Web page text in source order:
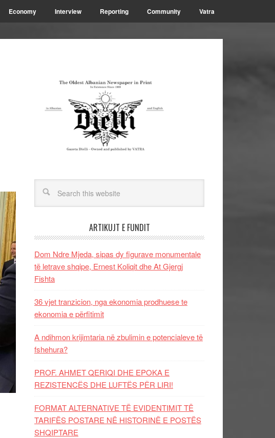
Economy Interview Reporting Community Vatra
ARTIKUJT E FUNDIT
Dom Ndre Mjeda, sipas dy figurave monumentale
të letrave shqipe, Ernest Koliqit dhe At Gjergj
Fishta
36 vjet tranzicion, nga ekonomia prodhuese te
ekonomia e përfitimit
A ndihmon krijimtaria në zbulimin e potencialeve të
fshehura?
PROF. AHMET QERIQI DHE EPOKA E
REZISTENCЁS DHE LUFTЁS PЁR LIRI!
FORMAT ALTERNATIVE TË EVIDENTIMIT TË
TARIFËS POSTARE NË HISTORINË E POSTËS
SHQIPTARE